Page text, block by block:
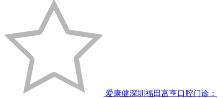
爱康健深圳福田富亨口腔门诊：